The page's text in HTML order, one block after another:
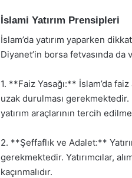
İslami Yatırım Prensipleri
İslam’da yatırım yaparken
Diyanet’in borsa fetvasında da
1. **Faiz Yasağı:** İslam’da
uzak durulması
yatırım araçlarının tercih
2. **Şeffaflık ve Adalet:**
gerekmektedir. Yatırımcılar,
kaçınmalıdır.